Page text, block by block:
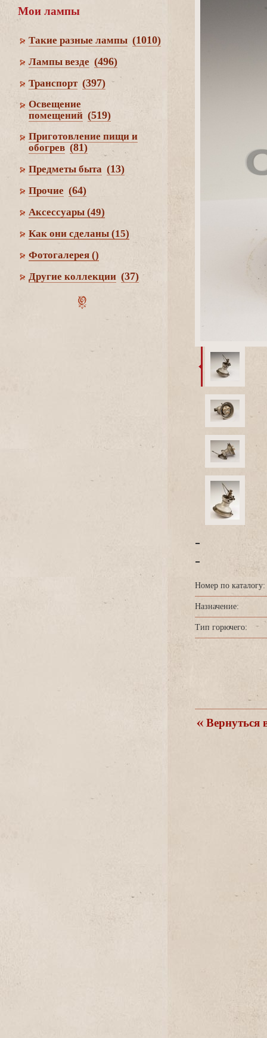
Мои лампы
Такие разные лампы (1010)
Лампы везде (496)
Транспорт (397)
Освещение
помещений (519)
Приготовление пищи и
обогре (81)
Предметы быта (13)
Прочие (64)
Аксессуары (49)
Как они сделаны (15)
Фотогалерея ()
Другие коллекции (37)
-
-
Номер по каталогу:
Назначение:
Тип горючего:
ернуться